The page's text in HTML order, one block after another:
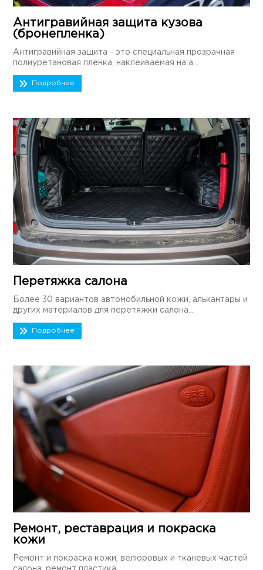
Антигравийная защита кузова
(бронепленка)
Антигравийная защита - это специальная прозрачная
полиуретановая плёнка, наклеиваемая на а...
Подробнее
Перетяжка салона
Более 30 вариантов автомобильной кожи, алькантары и
других материалов для перетяжки салона...
Подробнее
Ремонт, реставрация и покраска
кожи
Ремонт и покраска кожи, велюровых и тканевых частей